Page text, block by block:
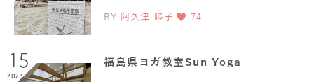
BY 阿久津 睦子 74
15
2023.03
福島県ヨガ教室Sun Yoga